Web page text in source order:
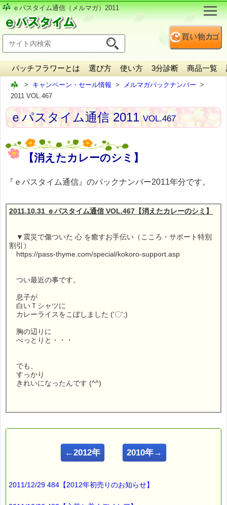
ｅパスタイム通信（メルマガ）2011
バッチフラワーとは 選び方 使い方 3分診断 商品一覧
キャンペーン・セール情報
メルマガバックナンバー
2011 VOL.467
ｅパスタイム通信 2011VOL.467
【消えたカレーのシミ】
『ｅパスタイム通信』のバックナンバー2011年分です。
2011.10.31 ｅパスタイム通信 VOL.467【消えたカレーのシミ】
▼震災で傷ついた 心 を癒すお手伝い（こころ・サポート特別
割引）
https://pass-thyme.com/special/kokoro-support.asp
つい最近の事です。
息子が
白いＴシャツに
カレーライスをこぼしました ('〇';)
胸の辺りに
べっとりと・・・
でも、
すっかり
きれいになったんです (^^)
ルコ＠千葉るみこ （主婦、二児の母） でございます。
ある日の夕食の事です
←2012年 2010年→
2011/12/29 484【2012年初売りのお知らせ】